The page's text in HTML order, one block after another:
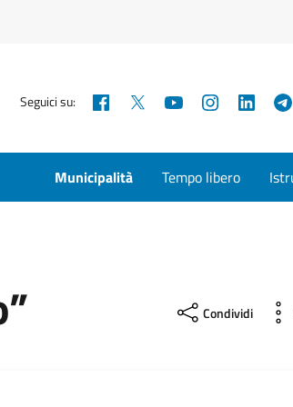
Seguici su: Facebook YouTubeInstagram
Municipalità Tempo libero
Condividi